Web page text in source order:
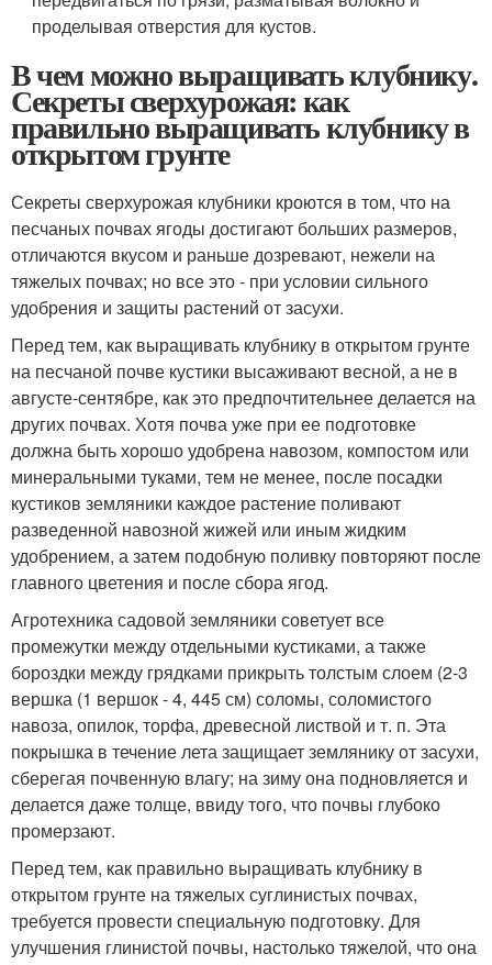
проделывая отверстия для кустов.
В чем можно выращивать клубнику.
Секреты сверхурожая: как
правильно выращивать клубнику в
открытом грунте
Секреты сверхурожая клубники кроются в том, что на
песчаных почвах ягоды достигают больших размеров,
отличаются вкусом и раньше дозревают, нежели на
тяжелых почвах; но все это - при условии сильного
удобрения и защиты растений от засухи.
Перед тем, как выращивать клубнику в открытом грунте
на песчаной почве кустики высаживают весной, а не в
августе-сентябре, как это предпочтительнее делается на
других почвах. Хотя почва уже при ее подготовке
должна быть хорошо удобрена навозом, компостом или
минеральными туками, тем не менее, после посадки
кустиков земляники каждое растение поливают
разведенной навозной жижей или иным жидким
удобрением, а затем подобную поливку повторяют после
главного цветения и после сбора ягод.
Агротехника садовой земляники советует все
промежутки между отдельными кустиками, а также
бороздки между грядками прикрыть толстым слоем (2-3
вершка (1 вершок - 4, 445 см) соломы, соломистого
навоза, опилок, торфа, древесной листвой и т. п. Эта
покрышка в течение лета защищает землянику от засухи,
сберегая почвенную влагу; на зиму она подновляется и
делается даже толще, ввиду того, что почвы глубоко
промерзают.
Перед тем, как правильно выращивать клубнику в
открытом грунте на тяжелых суглинистых почвах,
требуется провести специальную подготовку. Для
улучшения глинистой почвы, настолько тяжелой, что она